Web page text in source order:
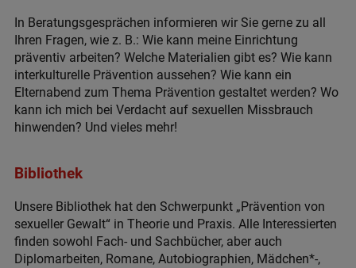
In Beratungsgesprächen informieren wir Sie gerne zu all
Ihren Fragen, wie z. B.: Wie kann meine Einrichtung
präventiv arbeiten? Welche Materialien gibt es? Wie kann
interkulturelle Prävention aussehen? Wie kann ein
Elternabend zum Thema Prävention gestaltet werden? Wo
kann ich mich bei Verdacht auf sexuellen Missbrauch
hinwenden? Und vieles mehr!
Bibliothek
Unsere Bibliothek hat den Schwerpunkt „Prävention von
sexueller Gewalt“ in Theorie und Praxis. Alle Interessierten
finden sowohl Fach- und Sachbücher, aber auch
Diplomarbeiten, Romane, Autobiographien, Mädchen*-,